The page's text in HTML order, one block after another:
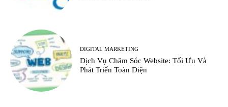
DIGITAL MARKETING
Dịch Vụ Chăm Sóc Website: Tối Ưu Và
Phát Triển Toàn Diện